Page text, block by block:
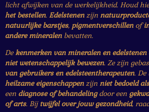
licht afwijken van de werkelijkheid. Houd
het bestellen. Edelstenenzijn
natuurlijke barstjes, pigmentverschillenof
andere mineralenbevatten.
Dekenmerken van mineralen en edelstenen
niet wetenschappelijk bewezen. Ze zijn
van gebruikers en edelsteentherapeuten. De
heilzame eigenschappenzijn niet bedoeld
een diagnose of behandelingdoor een
of arts. Bijtwijfel over jouw gezondheid,